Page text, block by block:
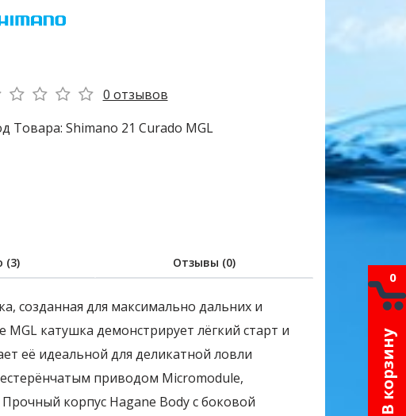
0 отзывов
Товара: Shimano 21 Curado MGL
(3) Отзывы (0)
созданная для максимально дальних и
катушка демонстрирует лёгкий старт и
её идеальной для деликатной ловли
приводом Micromodule,
корпус Hagane Body с боковой
0
В корзину